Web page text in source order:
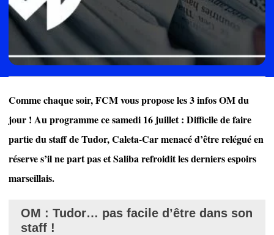
Comme chaque soir, FCM vous propose les 3 infos OM du
jour ! Au programme ce samedi 16 juillet : Difficile de faire
partie du staff de Tudor, Caleta-Car menacé d’être relégué en
réserve s’il ne part pas et Saliba refroidit les derniers espoirs
marseillais.
OM : Tudor… pas facile d’être dans son
staff !